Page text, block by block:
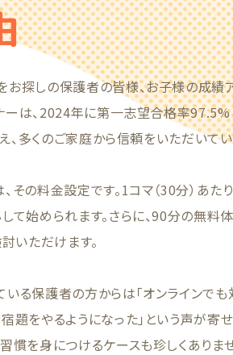
探しの保護者の皆様、お子様の成績
ーは、2024年に第一志望合格率
多くのご家庭から信頼をいただいてい
その料金設定です。1コマ（30分）あ
て始められます。さらに、90分の無
討いただけます。
る保護者の方からは「オンラインで
題をやるようになった」という声が寄
慣を身につけるケースも珍しくありま